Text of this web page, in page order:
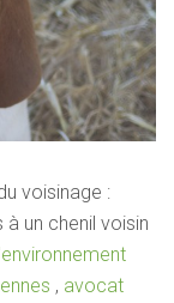
voisinage :
un chenil voisin
, avocat